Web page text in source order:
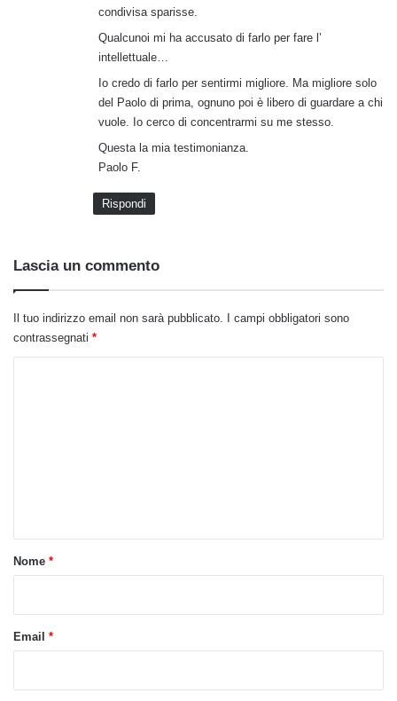
condivisa sparisse.
Qualcunoi mi ha accusato di farlo per fare l’
intellettuale…
Io credo di farlo per sentirmi migliore. Ma migliore solo
del Paolo di prima, ognuno poi è libero di guardare a chi
vuole. Io cerco di concentrarmi su me stesso.
Questa la mia testimonianza.
Paolo F.
Rispondi
Lascia un commento
Il tuo indirizzo email non sarà pubblicato. I campi obbligatori sono
contrassegnati *
o
Nome *
Email *